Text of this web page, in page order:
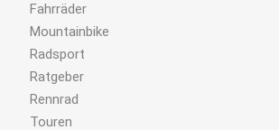
Fahrräder
Mountainbike
Radsport
Ratgeber
Rennrad
Touren